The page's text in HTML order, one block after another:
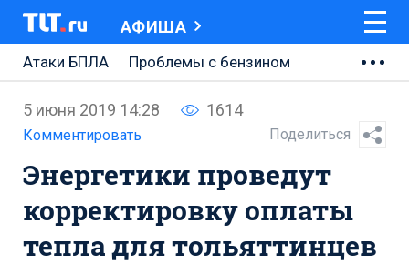
АФИША
Атаки БПЛА
Проблемы с бензином
Ремонт Центральной площади
Ремонт Обводного шоссе
Набережная Тольятти
Неделя Тольятти
5 июня 2019 14:28 1614
Комментировать Поделиться
Энергетики проведут
корректировку оплаты
тепла для тольяттинцев